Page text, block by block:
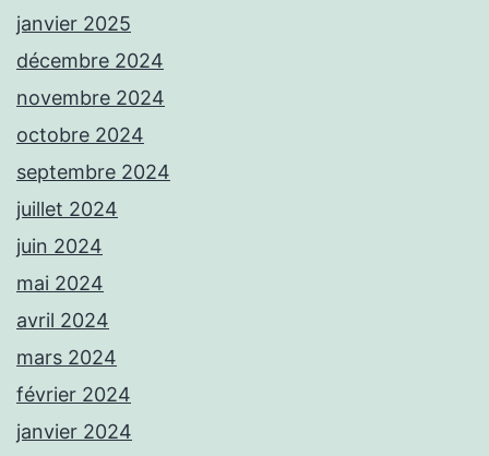
janvier 2025
décembre 2024
novembre 2024
octobre 2024
septembre 2024
juillet 2024
juin 2024
mai 2024
avril 2024
mars 2024
février 2024
janvier 2024